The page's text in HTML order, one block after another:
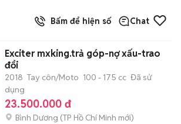
Bấm để hiện số Chat
Exciter mxking.trả góp-nợ xấu-trao
đổi
2018 Tay côn/Moto 100 - 175 cc Đã sử
dụng
23.500.000 đ
Bình Dương (TP Hồ Chí Minh mới)